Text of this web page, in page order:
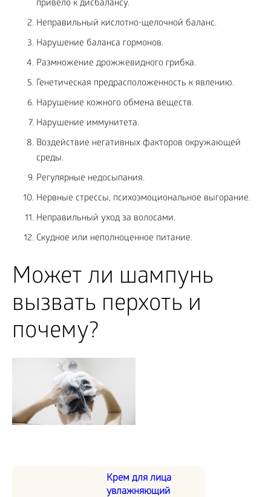
привело к дисбалансу.
Неправильный кислотно-щелочной баланс.
Нарушение баланса гормонов.
Размножение дрожжевидного грибка.
Генетическая предрасположенность к явлению.
Нарушение кожного обмена веществ.
Нарушение иммунитета.
Воздействие негативных факторов окружающей
среды.
Регулярные недосыпания.
Нервные стрессы, психоэмоциональное выгорание.
Неправильный уход за волосами.
Скудное или неполноценное питание.
Может ли шампунь
вызвать перхоть и
почему?
Крем для лица
увлажняющий